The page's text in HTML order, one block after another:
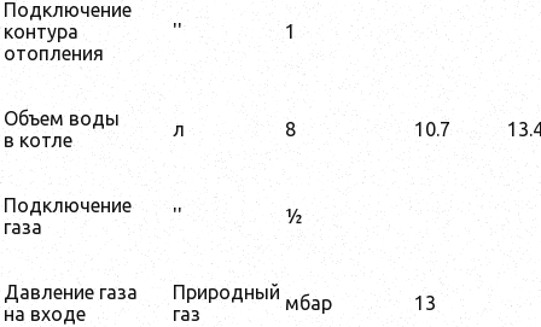
Подключение
контура
отопления
'' 1
Объем воды
в котле
л 8 10.7
Подключение
газа
'' ½
Давление газа
на входе
Природный
газ
мбар 13